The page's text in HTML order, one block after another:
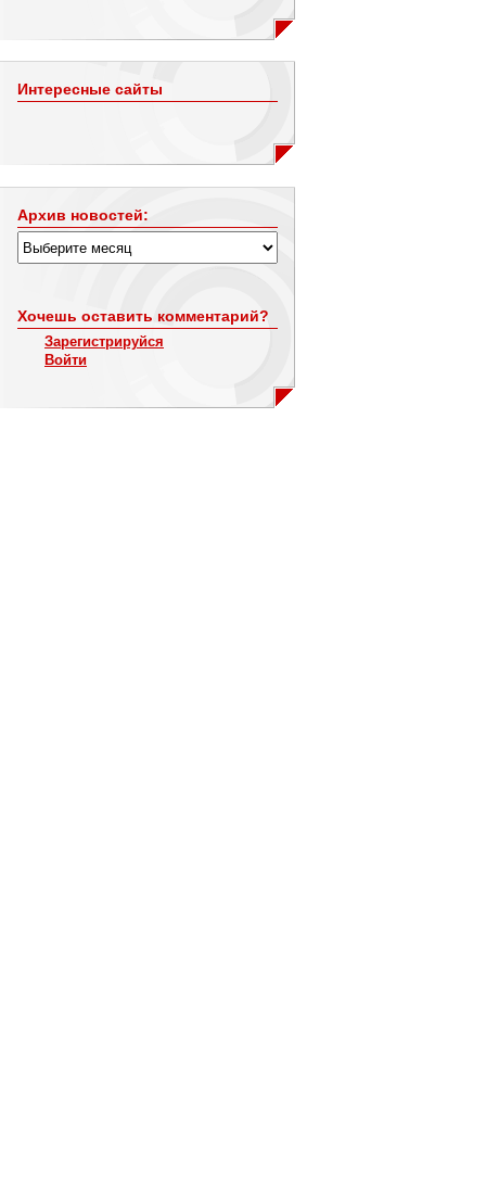
Интересные сайты
Архив новостей:
Хочешь оставить комментарий?
Зарегистрируйся
Войти